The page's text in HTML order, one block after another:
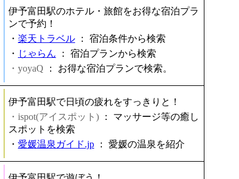
伊予富田駅のホテル・旅館をお得な宿泊プラ
ンで予約！
・ 楽天トラベル ： 宿泊条件から検索
・ じゃらん ： 宿泊プランから検索
・yoyaQ ： お得な宿泊プランで検索。
伊予富田駅で日頃の疲れをすっきりと！
・ispot(アイスポット) ： マッサージ等の癒し
スポットを検索
・ 愛媛温泉ガイド.jp ： 愛媛の温泉を紹介